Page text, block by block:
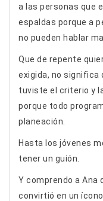
a las personas que
espaldas porque a
no pueden hablar
Que de repente
exigida, no significa
tuviste el criterio y
porque todo
planeación.
Hasta los jóvenes
tener un guión.
Y comprendo a Ana
convirtió en un